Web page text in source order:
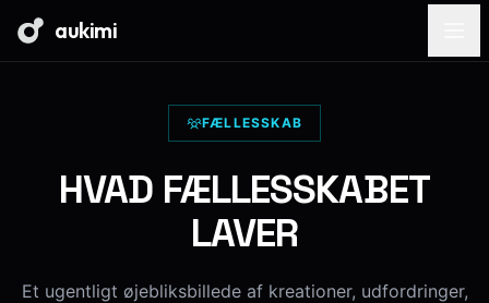
aukimi
FÆLLESSKAB
HVAD FÆLLESSKABET
LAVER
Et ugentligt øjebliksbillede af kreationer, udfordringer,